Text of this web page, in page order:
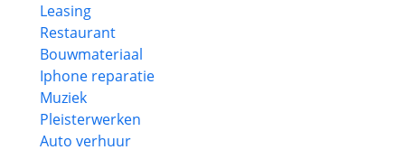
Leasing
Restaurant
Bouwmateriaal
Iphone reparatie
Muziek
Pleisterwerken
Auto verhuur